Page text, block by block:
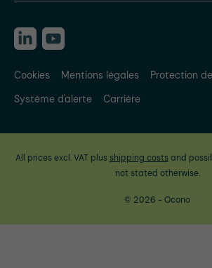
Cookies Mentions légales
Protection
Système d'alerte
Carrière
All prices excl. VAT plus shipping costsand
not stated otherwise.
© 2026 - Ocono